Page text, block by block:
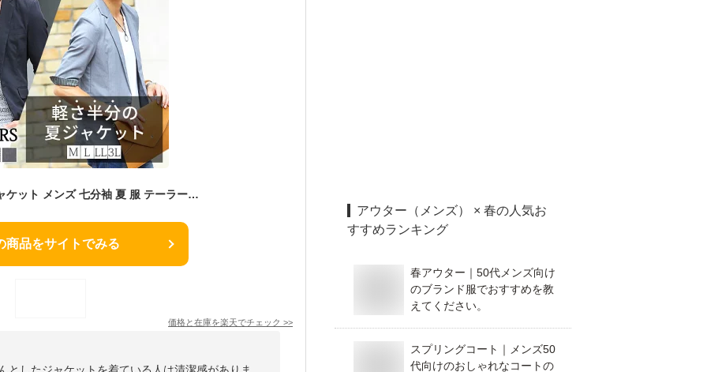
サマージャケット ジャケット メンズ 七分袖 夏 服 テーラードジャケット 薄手 40代 50代 七部袖 半袖 ジャケットメンズ アウター ファッション メンズファッション 7分袖 メンズジャケット カジュアル 涼しい 五分袖 半袖ジャケット 夏アウター 夏ジャケット 夏メンズ
商品をサイトでみる
価格と在庫を楽天でチェック >>
アウター（メンズ） × 春の人気お
すすめランキング
春アウター｜50代メンズ向け
のブランド服でおすすめを教
えてください。
スプリングコート｜メンズ50
代向けのおしゃれなコートの